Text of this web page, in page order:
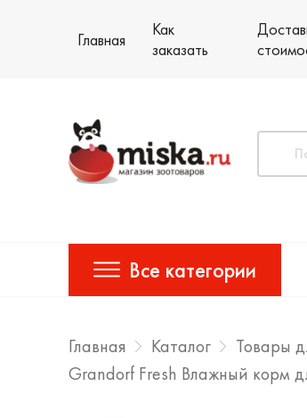
Главная
Как
заказать
Все категории
Главная Каталог Товары
Grandorf Fresh Влажный корм